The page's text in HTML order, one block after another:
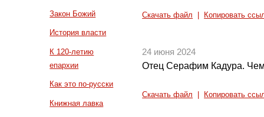
Закон Божий
История власти
К 120-летию
епархии
Как это по-русски
Книжная лавка
Скачать файл Копировать
24 июня 2024
Отец Серафим Кадура. Чем
Скачать файл Копировать